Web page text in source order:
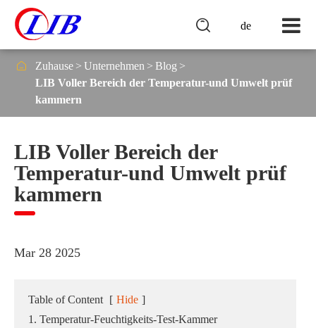
de

 Zuhause Unternehmen
Blog
LIB Voller Bereich der Temperatur-und Umwelt prüf
kammern
LIB Voller Bereich der
Temperatur-und Umwelt prüf
kammern
Mar 28 2025
Table of Content [ Hide ]
1. Temperatur-Feuchtigkeits-Test-Kammer